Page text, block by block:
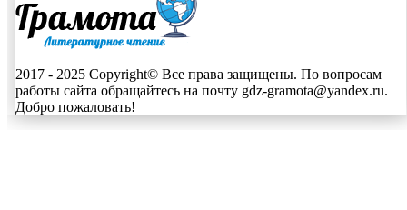
2017 - 2025 Copyright© Все права защищены. По вопросам
работы сайта обращайтесь на почту gdz-gramota@yandex.ru.
Добро пожаловать!